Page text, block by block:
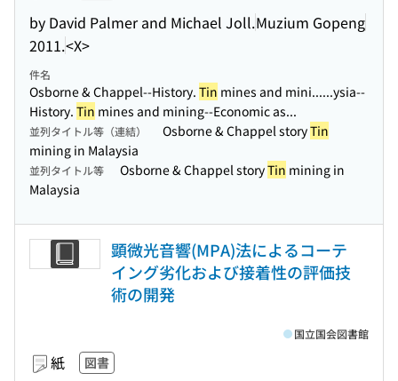
by David Palmer and Michael Joll.Muzium Gopeng
2011.<X>
件名
Osborne & Chappel--History. Tin mines and mini......ysia--
History. Tin mines and mining--Economic as...
並列タイトル等（連結） Osborne & Chappel storyTin
mining in Malaysia
並列タイトル等 Osborne & Chappel storyTin mining in
Malaysia
顕微光音響(MPA)法によるコーテ
イング劣化および接着性の評価技
術の開発
紙 図書
国立国会図書館